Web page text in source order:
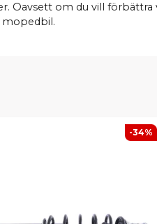
Oavsett om du vill
mopedbil.
-34%